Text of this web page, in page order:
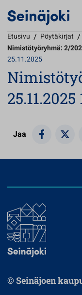
Etusivu / Pöytäkirjat /
Nimistötyöryhmä: 2/
25.11.2025
25.11.2025
Jaa
© Seinäjoen